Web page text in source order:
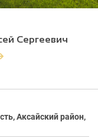
Сергеевич
Аксайский район,